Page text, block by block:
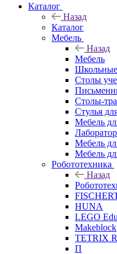
Каталог
Назад
Каталог
Мебель
Назад
Мебель
Столы
Столы-
Стулья
Мебель
Мебель
Мебель
Робототехника
Назад
HUNA
LEGO
Makeblock
TETRIX
П